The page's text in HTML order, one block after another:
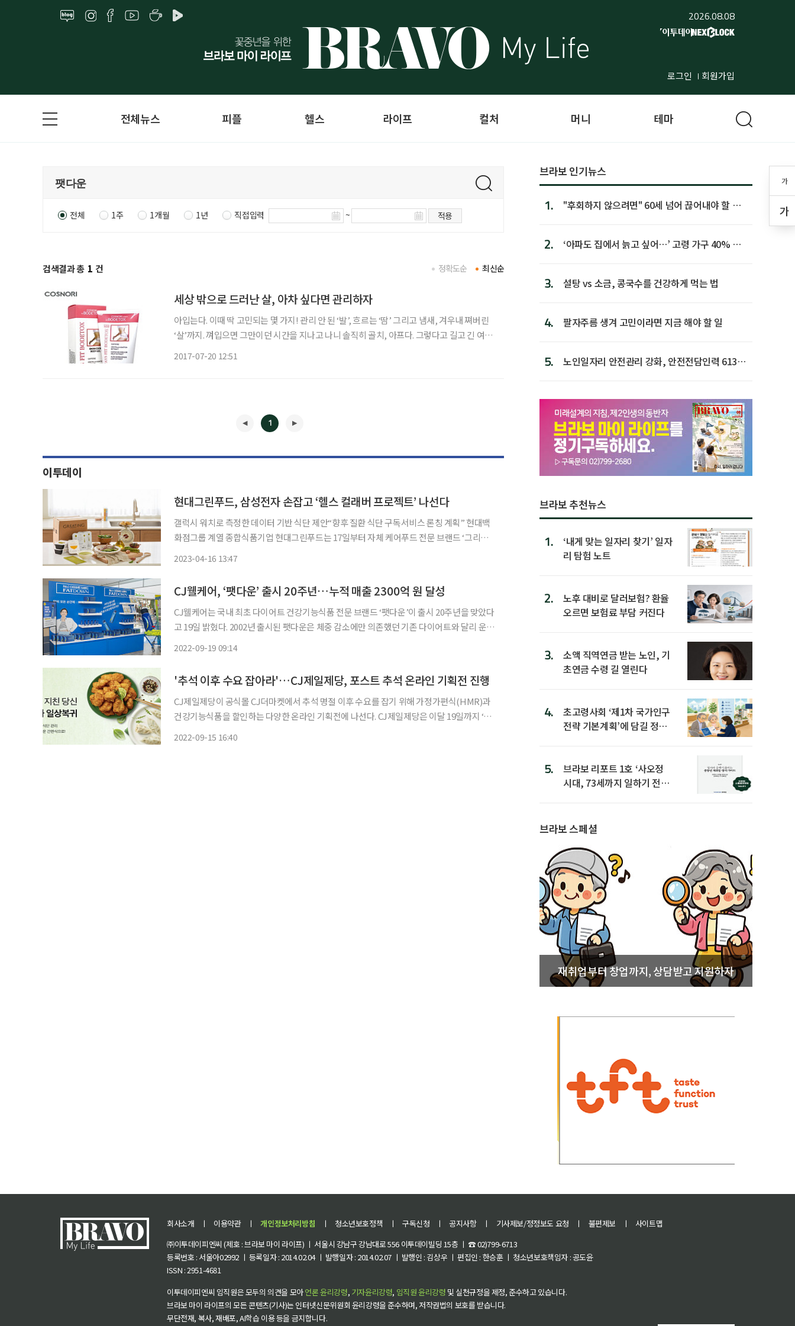
2026.08.08
로그인 회원가입
가
가
전체뉴스 피플 헬스 라이프 컬처 머니 테마
전체 1주 1개월 1년 직접입력 ~ 적용
검색결과 총 1 건 최신순
정확도순
세상 밖으로 드러난 살, 아차 싶다면 관리하자
아입는다. 이때 딱 고민되는 몇 가지! 관리 안 된 ‘발’, 흐르는 ‘땀’ 그리고 냄새, 겨우내 쪄버린
‘살’까지. 껴입으면 그만이던 시간을 지나고 나니 솔직히 골치, 아프다. 그렇다고 길고 긴 여름
2017-07-20 12:51
1
이투데이
현대그린푸드, 삼성전자 손잡고 ‘헬스 컬래버 프로젝트’ 나선다
갤럭시 워치로 측정한 데이터 기반 식단 제안“향후 질환 식단 구독서비스 론칭 계획” 현대백
화점그룹 계열 종합식품기업 현대그린푸드는 17일부터 자체 케어푸드 전문 브랜드 ‘그리팅’
2023-04-16 13:47
CJ웰케어, ‘팻다운’ 출시 20주년…누적 매출 2300억 원 달성
CJ웰케어는 국내 최초 다이어트 건강기능식품 전문 브랜드 ‘팻다운’이 출시 20주년을 맞았다
고 19일 밝혔다. 2002년 출시된 팻다운은 체중 감소에만 의존했던 기존 다이어트와 달리 운동
2022-09-19 09:14
'추석 이후 수요 잡아라'…CJ제일제당, 포스트 추석 온라인 기획전 진행
CJ제일제당이 공식몰 CJ더마켓에서 추석 명절 이후 수요를 잡기 위해 가정가편식(HMR)과
건강기능식품을 할인하는 다양한 온라인 기획전에 나선다. CJ제일제당은 이달 19일까지 ‘명
2022-09-15 16:40
브라보 인기뉴스
1.
"후회하지 않으려면" 60세 넘어 끊어내야 할 사
2.
‘아파도 집에서 늙고 싶어…’ 고령 가구 40% 노
3. 설탕 vs 소금, 콩국수를 건강하게 먹는 법
4. 팔자주름 생겨 고민이라면 지금 해야 할 일
5.
노인일자리 안전관리 강화, 안전전담인력 613명
브라보 추천뉴스
1.
‘내게 맞는 일자리 찾기’ 일자
리 탐험 노트
2.
노후 대비로 달러보험? 환율
오르면 보험료 부담 커진다
3.
소액 직역연금 받는 노인, 기
초연금 수령 길 열린다
4.
초고령사회 ‘제1차 국가인구
전략 기본계획’에 담길 정책
5.
브라보 리포트 1호 ‘사오정
시대, 73세까지 일하기 전략’
브라보 스페셜
재취업부터 창업까지, 상담받고 지원하자
회사소개 ㅣ 이용약관 ㅣ 개인정보처리방침 ㅣ 청소년보호정책 ㅣ 구독신청 ㅣ 공지사항 ㅣ 기사제보/정정보도 요청 ㅣ 불편제보 ㅣ
사이트맵
㈜이투데이피엔씨 (제호 : 브라보 마이 라이프) ㅣ 서울시 강남구 강남대로 556 이투데이빌딩 15층 ㅣ ☎ 02)799-6713
등록번호 : 서울아02992 ㅣ 등록일자 : 2014.02.04 ㅣ 발행일자 : 2014.02.07 ㅣ 발행인 : 김상우 ㅣ 편집인 : 한승훈 ㅣ 청소년보호책임자 : 공도윤
ISSN : 2951-4681
이투데이피엔씨 임직원은 모두의 의견을 모아언론 윤리강령, 기자윤리강령, 임직원 윤리강령 및 실천규정을 제정, 준수하고 있습니다.
브라보 마이 라이프의 모든 콘텐츠(기사)는 인터넷신문위원회 윤리강령을 준수하며, 저작권법의 보호를 받습니다.
무단전재, 복사, 재배포, AI학습 이용 등을 금지합니다.